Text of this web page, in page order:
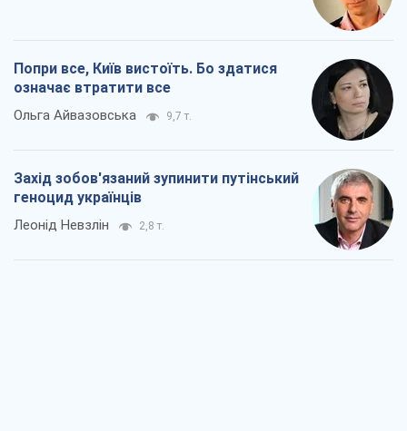
Попри все, Київ вистоїть. Бо здатися
означає втратити все
Ольга Айвазовська 9,7 т.
Захід зобов'язаний зупинити путінський
геноцид українців
Леонід Невзлін 2,8 т.